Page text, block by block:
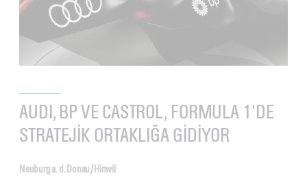
AUDI, BP VE CASTROL, FORMULA 1'DE
STRATEJİK ORTAKLIĞA GİDİYOR
Neuburg a. d. Donau/Hinwil